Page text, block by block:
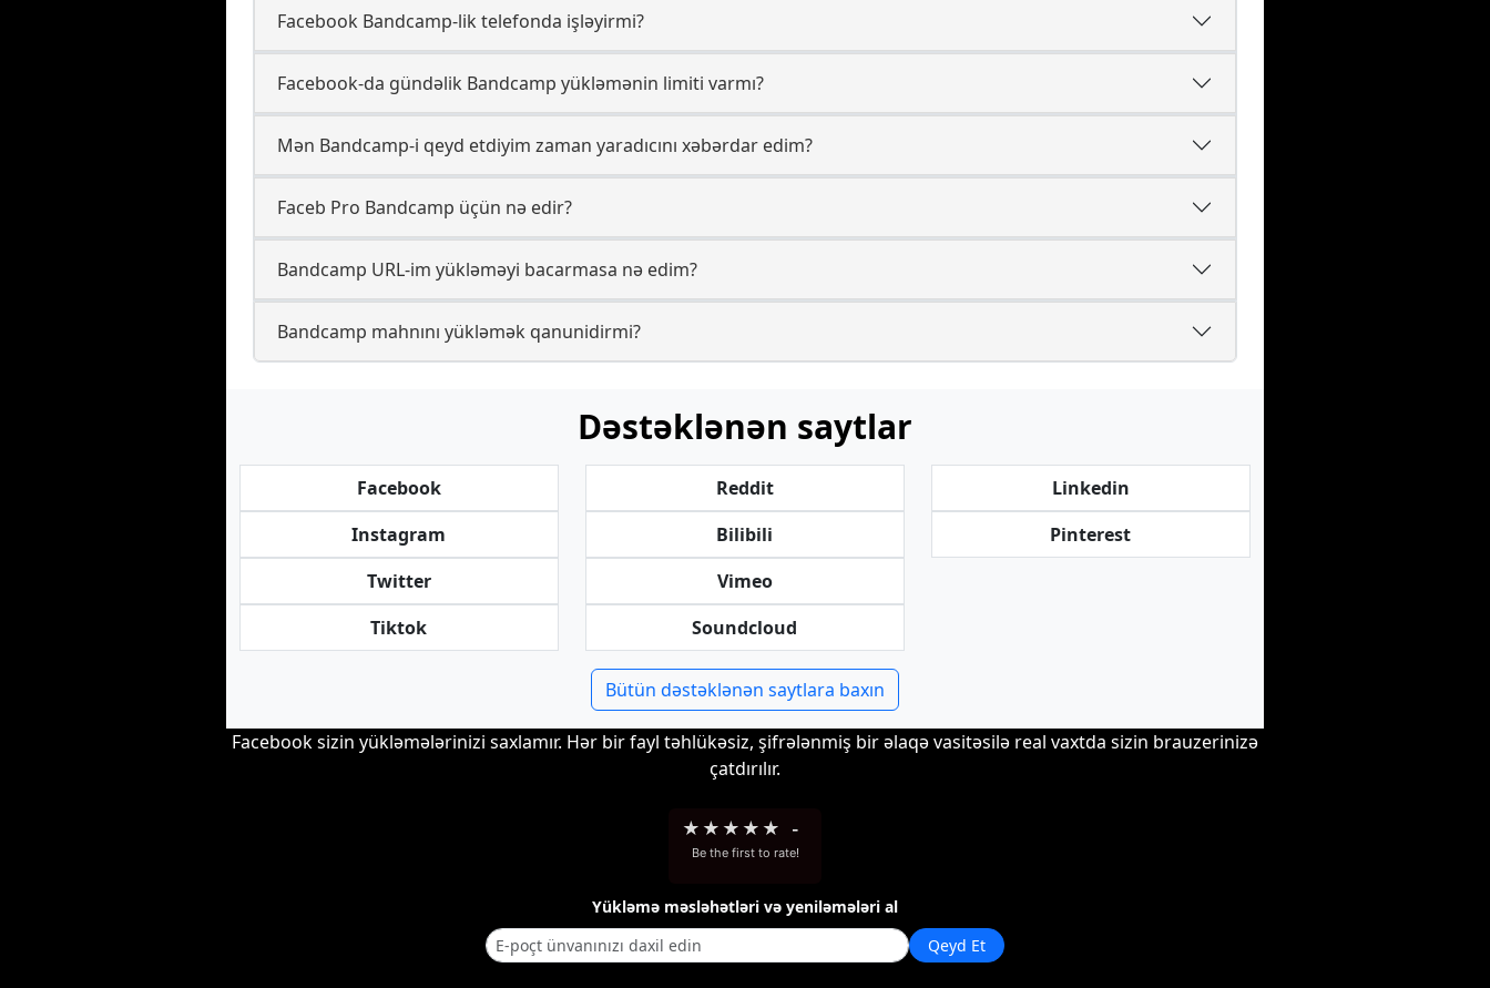
Facebook Bandcamp-lik telefonda işləyirmi?
Facebook-da gündəlik Bandcamp yükləmənin limiti varmı?
Mən Bandcamp-i qeyd etdiyim zaman yaradıcını xəbərdar edim?
Faceb Pro Bandcamp üçün nə edir?
Bandcamp URL-im yükləməyi bacarmasa nə edim?
Bandcamp mahnını yükləmək qanunidirmi?
Dəstəklənən saytlar
Facebook
Instagram
Twitter
Tiktok
Reddit
Bilibili
Vimeo
Soundcloud
Linkedin
Pinterest
Bütün dəstəklənən saytlara baxın
Facebook sizin yükləmələrinizi saxlamır. Hər bir fayl təhlükəsiz, şifrələnmiş bir əlaqə vasitəsilə real vaxtda sizin brauzerinizə
çatdırılır.
★ ★ ★ ★ ★ -
Be the first to rate!
Yükləmə məsləhətləri və yeniləmələri al
Qeyd Et